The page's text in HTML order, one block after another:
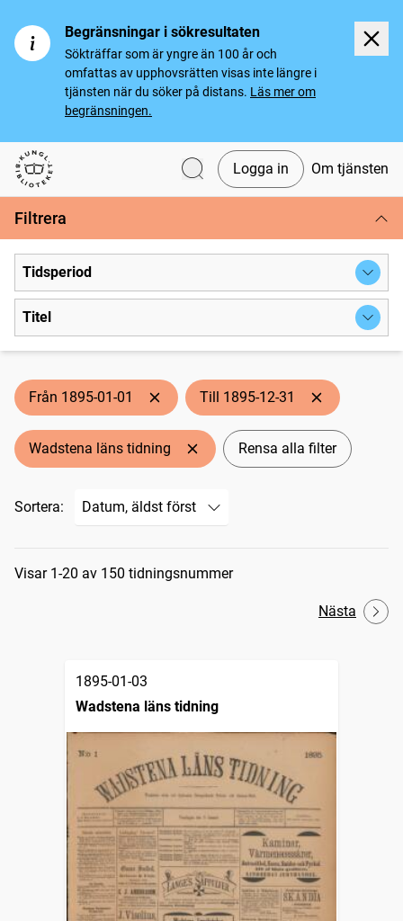
Begränsningar i sökresultaten
Sökträffar som är yngre än 100 år och
omfattas av upphovsrätten visas inte längre i
tjänsten när du söker på distans. Läs mer om
begränsningen.
Svenska tidningar
Logga in Om tjänsten
Filtrera
Tidsperiod
Titel
Från 1895-01-01 Till 1895-12-31
Wadstena läns tidning Rensa alla filter
Sortera:
Sökresultat
Visar 1-20 av 150 tidningsnummer
Nästa
1895-01-03
Wadstena läns tidning